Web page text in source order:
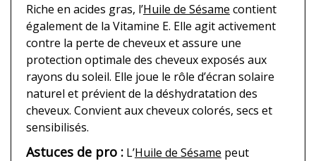
Riche en acides gras, l’Huile de Sésame contient
également de la Vitamine E. Elle agit activement
contre la perte de cheveux et assure une
protection optimale des cheveux exposés aux
rayons du soleil. Elle joue le rôle d’écran solaire
naturel et prévient de la déshydratation des
cheveux. Convient aux cheveux colorés, secs et
sensibilisés.
Astuces de pro :L’Huile de Sésame peut